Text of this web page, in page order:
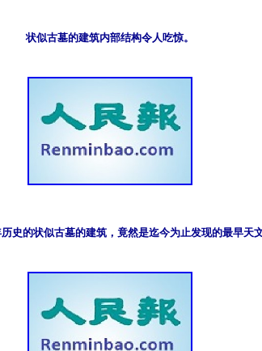
状似古墓的建筑内部结构令人吃惊。
史的状似古墓的建筑，竟然是迄今为止发现的最早天文